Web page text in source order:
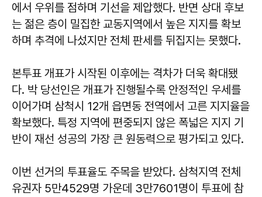
에서 우위를 점하며 기선을 제압했다. 반면 상대 후보
는 젊은 층이 밀집한 교동지역에서 높은 지지를 확보
하며 추격에 나섰지만 전체 판세를 뒤집지는 못했다.
본투표 개표가 시작된 이후에는 격차가 더욱 확대됐
다. 박 당선인은 개표가 진행될수록 안정적인 우세를
이어가며 삼척시 12개 읍면동 전역에서 고른 지지율을
확보했다. 특정 지역에 편중되지 않은 폭넓은 지지 기
반이 재선 성공의 가장 큰 원동력으로 평가되고 있다.
이번 선거의 투표율도 주목을 받았다. 삼척지역 전체
유권자 5만4529명 가운데 3만7601명이 투표에 참